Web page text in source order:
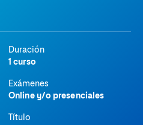
Duración
1 curso
Exámenes
Online y/o presenciales
Título